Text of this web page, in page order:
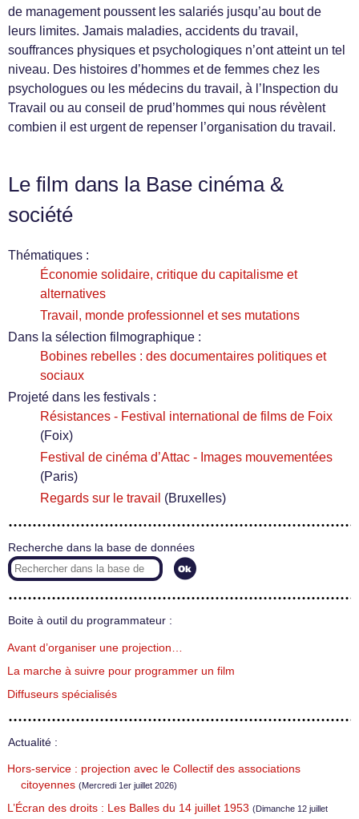
de management poussent les salariés jusqu’au bout de
leurs limites. Jamais maladies, accidents du travail,
souffrances physiques et psychologiques n’ont atteint un tel
niveau. Des histoires d’hommes et de femmes chez les
psychologues ou les médecins du travail, à l’Inspection du
Travail ou au conseil de prud’hommes qui nous révèlent
combien il est urgent de repenser l’organisation du travail.
Le film dans la Base cinéma &
société
Thématiques :
Économie solidaire, critique du capitalisme et
alternatives
Travail, monde professionnel et ses mutations
Dans la sélection filmographique :
Bobines rebelles : des documentaires politiques et
sociaux
Projeté dans les festivals :
Résistances - Festival international de films de Foix
(Foix)
Festival de cinéma d’Attac - Images mouvementées
(Paris)
Regards sur le travail (Bruxelles)
Recherche dans la base de données
Boite à outil du programmateur :
Avant d’organiser une projection…
La marche à suivre pour programmer un film
Diffuseurs spécialisés
Actualité :
Hors-service : projection avec le Collectif des associations
citoyennes (Mercredi 1er juillet 2026)
L’Écran des droits : Les Balles du 14 juillet 1953 (Dimanche 12 juillet